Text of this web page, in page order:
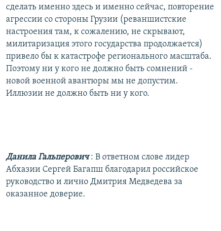
сделать именно здесь и именно сейчас, повторение
агрессии со стороны Грузии (реваншистские
настроения там, к сожалению, не скрывают,
милитаризация этого государства продолжается)
привело бы к катастрофе регионального масштаба.
Поэтому ни у кого не должно быть сомнений -
новой военной авантюры мы не допустим.
Иллюзии не должно быть ни у кого.
Данила Гальперович: В ответном слове лидер
Абхазии Сергей Багапш благодарил российское
руководство и лично Дмитрия Медведева за
оказанное доверие.